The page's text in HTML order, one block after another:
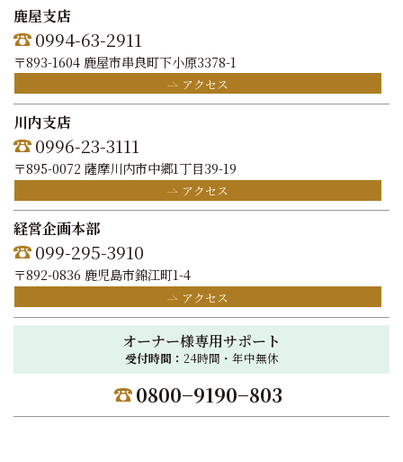
鹿屋支店
0994-63-2911
〒893-1604 鹿屋市串良町下小原3378-1
アクセス
川内支店
0996-23-3111
〒895-0072 薩摩川内市中郷1丁目39-19
アクセス
経営企画本部
099-295-3910
〒892-0836 鹿児島市錦江町1-4
アクセス
オーナー様専用サポート
受付時間： 24時間・年中無休
0800−9190−803